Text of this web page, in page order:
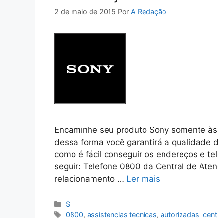
2 de maio de 2015 Por A Redação
Encaminhe seu produto Sony somente
dessa forma você garantirá a qualidade
como é fácil conseguir os endereços e
seguir: Telefone 0800 da Central de
relacionamento … Ler mais
Categorias
S
Tags
0800,assistencias tecnicas,autorizadas,